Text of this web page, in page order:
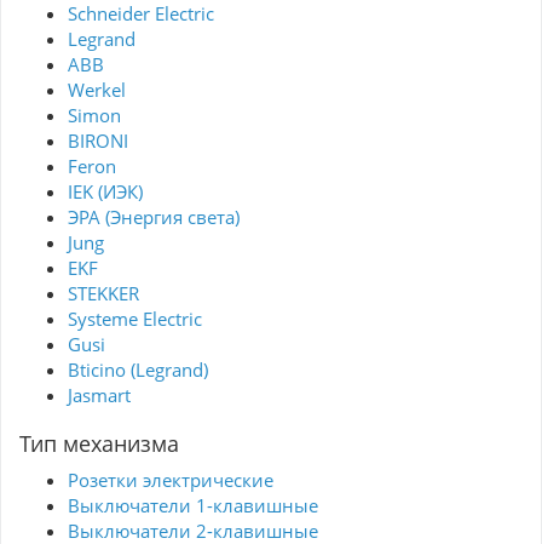
Schneider Electric
Legrand
ABB
Werkel
Simon
BIRONI
Feron
IEK (ИЭК)
ЭРА (Энергия света)
Jung
EKF
STEKKER
Systeme Electric
Gusi
Bticino (Legrand)
Jasmart
Тип механизма
Розетки электрические
Выключатели 1-клавишные
Выключатели 2-клавишные